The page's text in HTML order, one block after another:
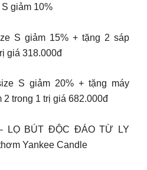
giảm 10%
S giảm 15% + tặng 2 sáp
giá 318.000đ
S giảm 20% + tặng máy
trong 1 trị giá 682.000đ
LỌ BÚT ĐỘC ĐÁO TỪ LY
Yankee Candle